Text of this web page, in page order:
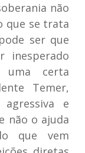
não
que se trata
ser que
inesperado
certa
Temer,
e
não o ajuda
que vem